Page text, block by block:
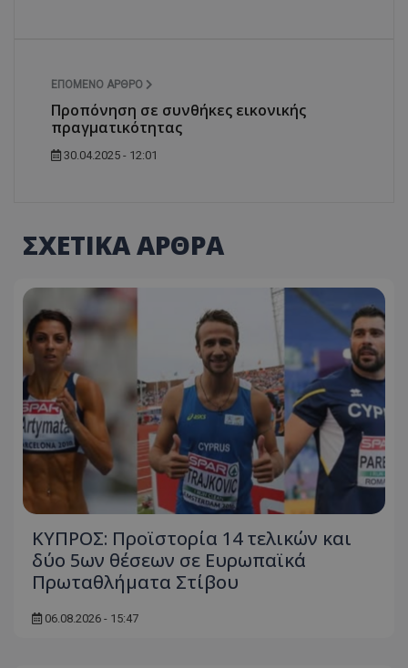
ΕΠΌΜΕΝΟ ΆΡΘΡΟ
Προπόνηση σε συνθήκες εικονικής
πραγματικότητας
30.04.2025 - 12:01
ΣΧΕΤΙΚΑ ΑΡΘΡΑ
ΚΥΠΡΟΣ: Προϊστορία 14 τελικών και
δύο 5ων θέσεων σε Ευρωπαϊκά
Πρωταθλήματα Στίβου
06.08.2026 - 15:47